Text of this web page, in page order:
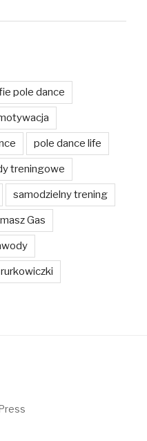
pole dance
pole dance life
treningowe
samodzielny trening
Gas